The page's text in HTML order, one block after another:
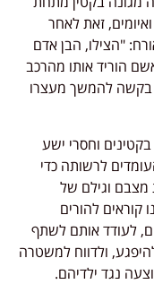
ואיומים, זאת לאחר
"הצילו, הבן אדם
הוריד אותו מהרכב
בקשה להמשך מעצרו
וחסרי ישע
לרשותה כדי
מצבם וגילם של
להורים
לעודד אותם לשתף
ולדווח למשטרה
נגד ילדיהם.